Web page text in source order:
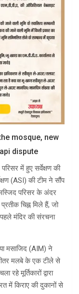
mosque, new
dispute
में हुए सर्वेक्षण की
(ASI) की टीम ने सौंप
मस्जिद परिसर के अंदर
चिह्न मिले हैं, जो
मंदिर की संरचना
मसाजिद (AIM) ने
मलबे के एक टीले से
रहे मूर्तिकारों द्वारा
में किराए की दुकानों से